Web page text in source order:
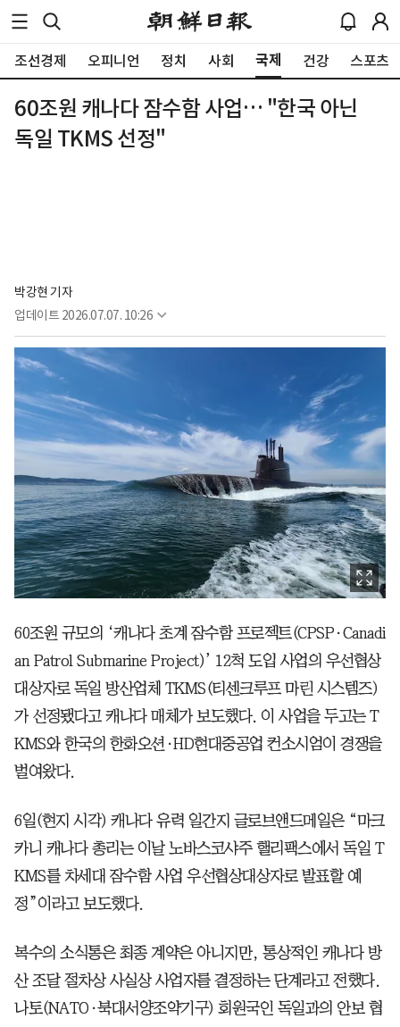
조선경제 오피니언 정치 사회 국제 건강 스포츠
60조원 캐나다 잠수함 사업… "한국 아닌
독일 TKMS 선정"
박강현 기자
업데이트 2026.07.07. 10:26
60조원 규모의 ‘캐나다 초계 잠수함 프로젝트(CPSP·Canadi
an Patrol Submarine Project)’ 12척 도입 사업의 우선협상
대상자로 독일 방산업체 TKMS(티센크루프 마린 시스템즈)
가 선정됐다고 캐나다 매체가 보도했다. 이 사업을 두고는 T
KMS와 한국의 한화오션·HD현대중공업 컨소시엄이 경쟁을
벌여왔다.
6일(현지 시각) 캐나다 유력 일간지 글로브앤드메일은 “마크
카니 캐나다 총리는 이날 노바스코샤주 핼리팩스에서 독일 T
KMS를 차세대 잠수함 사업 우선협상대상자로 발표할 예
정”이라고 보도했다.
복수의 소식통은 최종 계약은 아니지만, 통상적인 캐나다 방
산 조달 절차상 사실상 사업자를 결정하는 단계라고 전했다.
나토(NATO·북대서양조약기구) 회원국인 독일과의 안보 협